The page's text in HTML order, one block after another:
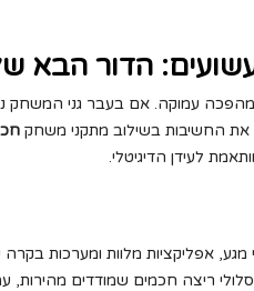
הדור הבא של
עמוקה. אם בעבר גני המשחק
את החשיבות בשילוב מתקני משחק
מגע, אפליקציות מלוות ומערכות
ריצה חכמים שמודדים מהירות,